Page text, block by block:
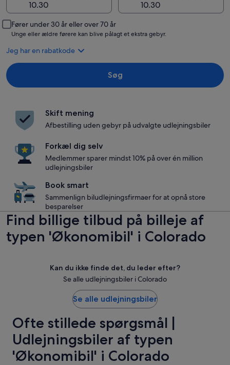
Fører under 30 år eller over 70 år
Unge eller ældre førere kan blive pålagt et ekstra gebyr.
Jeg har en rabatkode
Søg
Skift mening
Afbestilling uden gebyr på udvalgte udlejningsbiler
Forkæl dig selv
Medlemmer sparer mindst 10% på over én million
udlejningsbiler
Book smart
Sammenlign biludlejningsfirmaer for at opnå store
besparelser
Find billige tilbud på billeje af
typen 'Økonomibil' i Colorado
Kan du ikke finde det, du leder efter?
Se alle udlejningsbiler i Colorado
Se alle udlejningsbiler
Ofte stillede spørgsmål |
Udlejningsbiler af typen
'Økonomibil' i Colorado